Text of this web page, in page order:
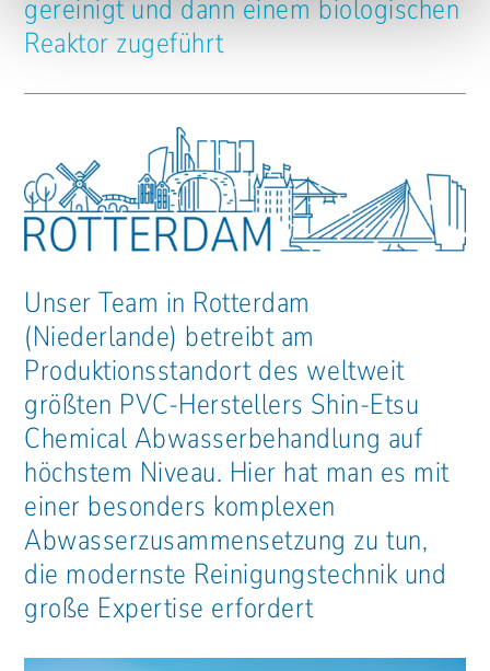
gereinigt und dann einem biologischen
Reaktor zugeführt
Unser Team in Rotterdam
(Niederlande) betreibt am
Produktionsstandort des weltweit
größten PVC-Herstellers Shin-Etsu
Chemical Abwasserbehandlung auf
höchstem Niveau. Hier hat man es mit
einer besonders komplexen
Abwasserzusammensetzung zu tun,
die modernste Reinigungstechnik und
große Expertise erfordert